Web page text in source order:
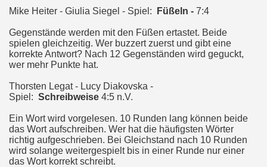
Mike Heiter - Giulia Siegel - Spiel: Füßeln - 7:4
Gegenstände werden mit den Füßen ertastet. Beide
spielen gleichzeitig. Wer buzzert zuerst und gibt eine
korrekte Antwort? Nach 12 Gegenständen wird geguckt,
wer mehr Punkte hat.
Thorsten Legat - Lucy Diakovska -
Spiel: Schreibweise 4:5 n.V.
Ein Wort wird vorgelesen. 10 Runden lang können beide
das Wort aufschreiben. Wer hat die häufigsten Wörter
richtig aufgeschrieben. Bei Gleichstand nach 10 Runden
wird solange weitergespielt bis in einer Runde nur einer
das Wort korrekt schreibt.